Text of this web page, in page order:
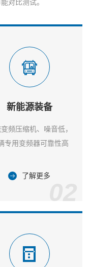
对比测试。
新能源装备
频压缩机、噪音低，
专用变频器可靠性高
了解更多